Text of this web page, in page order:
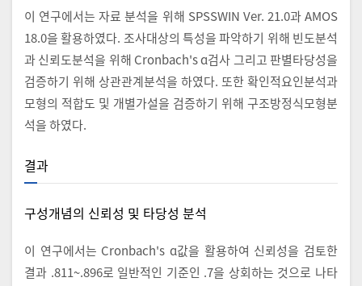
이 연구에서는 자료 분석을 위해 SPSSWIN Ver. 21.0과 AMOS
18.0을 활용하였다. 조사대상의 특성을 파악하기 위해 빈도분석
과 신뢰도분석을 위해 Cronbach's ɑ검사 그리고 판별타당성을
검증하기 위해 상관관계분석을 하였다. 또한 확인적요인분석과
모형의 적합도 및 개별가설을 검증하기 위해 구조방정식모형분
석을 하였다.
결과
구성개념의 신뢰성 및 타당성 분석
이 연구에서는 Cronbach's ɑ값을 활용하여 신뢰성을 검토한
결과 .811~.896로 일반적인 기준인 .7을 상회하는 것으로 나타